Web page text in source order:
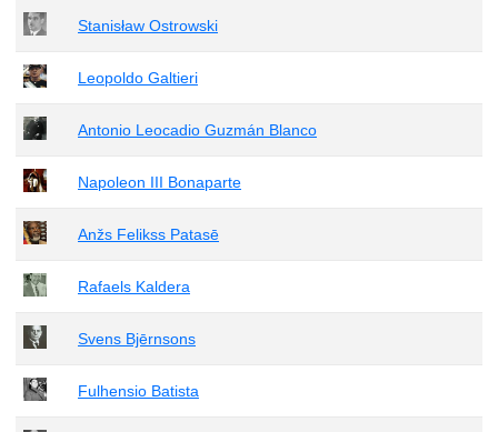
Stanisław Ostrowski
Leopoldo Galtieri
Antonio Leocadio Guzmán Blanco
Napoleon III Bonaparte
Anžs Felikss Patasē
Rafaels Kaldera
Svens Bjērnsons
Fulhensio Batista